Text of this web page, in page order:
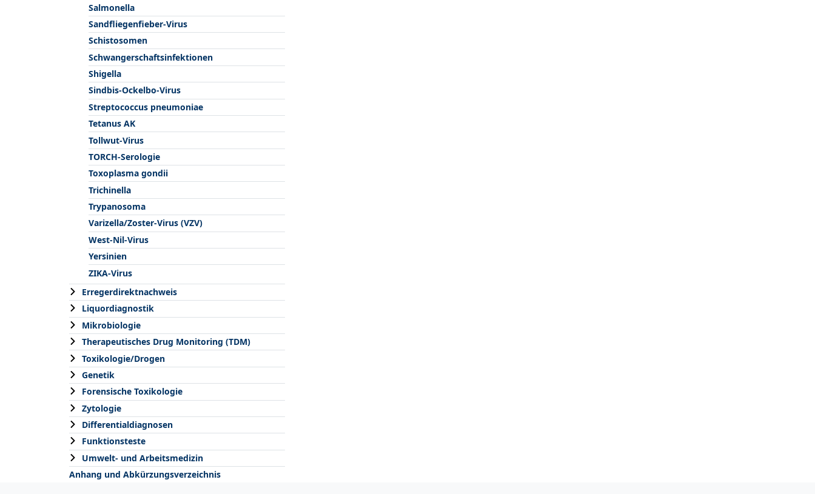
Salmonella
Sandfliegenfieber-Virus
Schistosomen
Schwangerschaftsinfektionen
Shigella
Sindbis-Ockelbo-Virus
Streptococcus pneumoniae
Tetanus AK
Tollwut-Virus
TORCH-Serologie
Toxoplasma gondii
Trichinella
Trypanosoma
Varizella/Zoster-Virus (VZV)
West-Nil-Virus
Yersinien
ZIKA-Virus
Erregerdirektnachweis
Liquordiagnostik
Mikrobiologie
Therapeutisches Drug Monitoring (TDM)
Toxikologie/Drogen
Genetik
Forensische Toxikologie
Zytologie
Differentialdiagnosen
Funktionsteste
Umwelt- und Arbeitsmedizin
Anhang und Abkürzungsverzeichnis